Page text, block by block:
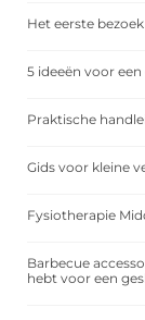
Het eerste
5 ideeën voor
Praktische
Gids voor kleine
Fysiotherapie
Barbecue
hebt voor een